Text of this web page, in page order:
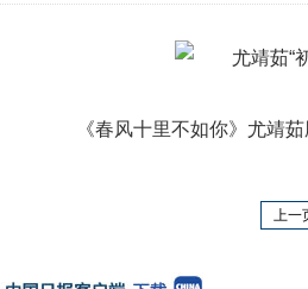
《春风十里不如你》尤靖茹
上一